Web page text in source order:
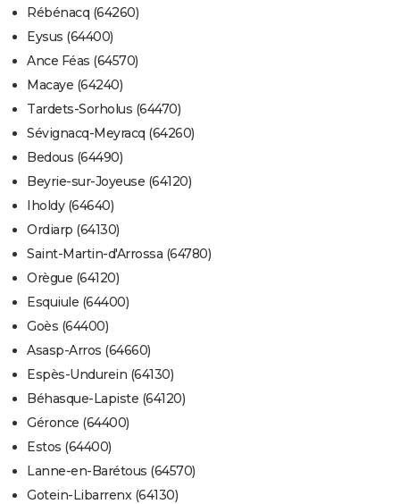
Rébénacq (64260)
Eysus (64400)
Ance Féas (64570)
Macaye (64240)
Tardets-Sorholus (64470)
Sévignacq-Meyracq (64260)
Bedous (64490)
Beyrie-sur-Joyeuse (64120)
Iholdy (64640)
Ordiarp (64130)
Saint-Martin-d'Arrossa (64780)
Orègue (64120)
Esquiule (64400)
Goès (64400)
Asasp-Arros (64660)
Espès-Undurein (64130)
Béhasque-Lapiste (64120)
Géronce (64400)
Estos (64400)
Lanne-en-Barétous (64570)
Gotein-Libarrenx (64130)